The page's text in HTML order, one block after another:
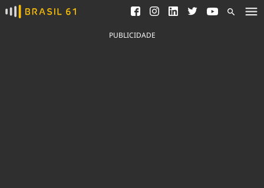
Ver todas as notícias
Saneamento
Indicadores
PUBLICIDADE